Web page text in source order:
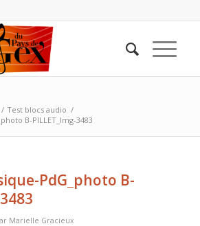
/ Test blocs audio /
B-PILLET_Img-3483
PdG_photo B-
Marielle Gracieux